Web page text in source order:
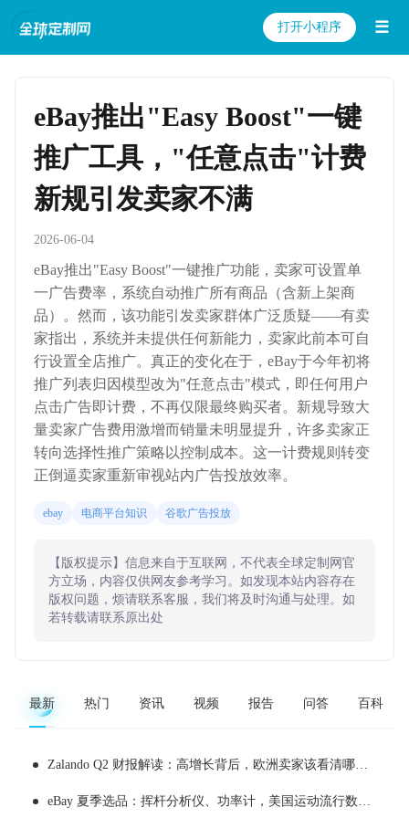
打开小程序 ☰
eBay推出"Easy Boost"一键
推广工具，"任意点击"计费
新规引发卖家不满
2026-06-04
eBay推出"Easy Boost"一键推广功能，卖家可设置单
一广告费率，系统自动推广所有商品（含新上架商
品）。然而，该功能引发卖家群体广泛质疑——有卖
家指出，系统并未提供任何新能力，卖家此前本可自
行设置全店推广。真正的变化在于，eBay于今年初将
推广列表归因模型改为"任意点击"模式，即任何用户
点击广告即计费，不再仅限最终购买者。新规导致大
量卖家广告费用激增而销量未明显提升，许多卖家正
转向选择性推广策略以控制成本。这一计费规则转变
正倒逼卖家重新审视站内广告投放效率。
ebay 电商平台知识 谷歌广告投放
【版权提示】信息来自于互联网，不代表全球定制网官
方立场，内容仅供网友参考学习。如发现本站内容存在
版权问题，烦请联系客服，我们将及时沟通与处理。如
若转载请联系原出处
最新 热门 资讯 视频 报告 问答 百科
Zalando Q2 财报解读：高增长背后，欧洲卖家该看清哪些现实
eBay 夏季选品：挥杆分析仪、功率计，美国运动流行数据化消费